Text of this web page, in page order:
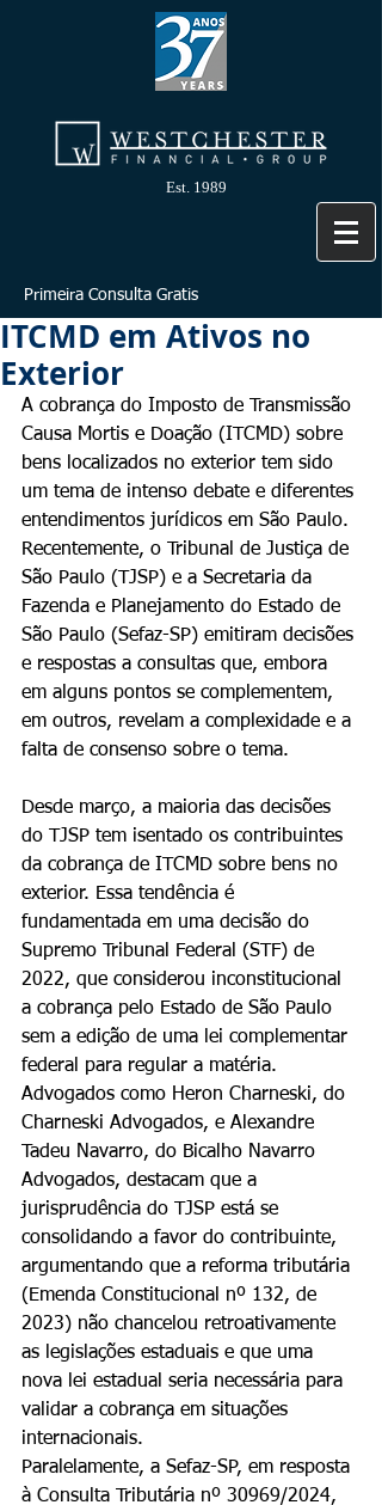
Est. 1989
Primeira Consulta Gratis
ITCMD em Ativos no
Exterior
A cobrança do Imposto de Transmissão
Causa Mortis e Doação (ITCMD) sobre
bens localizados no exterior tem sido
um tema de intenso debate e diferentes
entendimentos jurídicos em São Paulo.
Recentemente, o Tribunal de Justiça de
São Paulo (TJSP) e a Secretaria da
Fazenda e Planejamento do Estado de
São Paulo (Sefaz-SP) emitiram decisões
e respostas a consultas que, embora
em alguns pontos se complementem,
em outros, revelam a complexidade e a
falta de consenso sobre o tema.
Desde março, a maioria das decisões
do TJSP tem isentado os contribuintes
da cobrança de ITCMD sobre bens no
exterior. Essa tendência é
fundamentada em uma decisão do
Supremo Tribunal Federal (STF) de
2022, que considerou inconstitucional
a cobrança pelo Estado de São Paulo
sem a edição de uma lei complementar
federal para regular a matéria.
Advogados como Heron Charneski, do
Charneski Advogados, e Alexandre
Tadeu Navarro, do Bicalho Navarro
Advogados, destacam que a
jurisprudência do TJSP está se
consolidando a favor do contribuinte,
argumentando que a reforma tributária
(Emenda Constitucional nº 132, de
2023) não chancelou retroativamente
as legislações estaduais e que uma
nova lei estadual seria necessária para
validar a cobrança em situações
internacionais.
Paralelamente, a Sefaz-SP, em resposta
à Consulta Tributária nº 30969/2024,